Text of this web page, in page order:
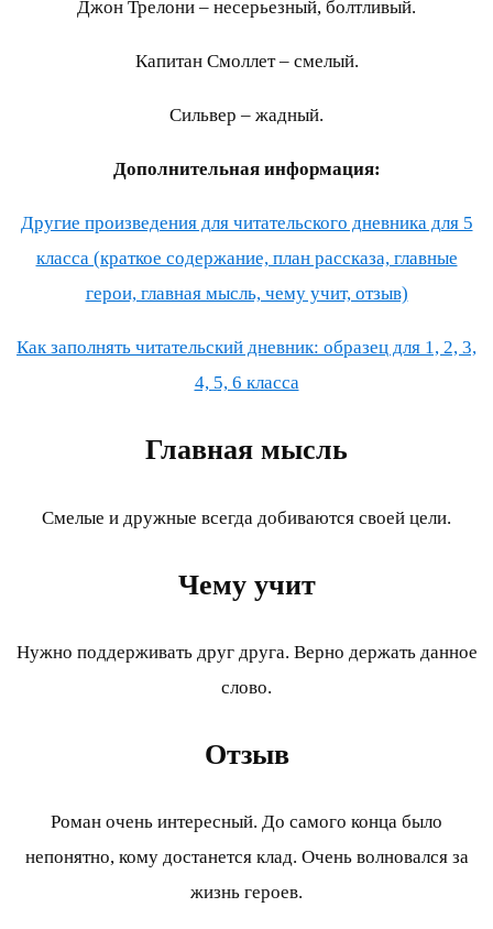
Джон Трелони – несерьезный, болтливый.
Капитан Смоллет – смелый.
Сильвер – жадный.
Дополнительная информация:
Другие произведения для читательского дневника для 5
класса (краткое содержание, план рассказа, главные
герои, главная мысль, чему учит, отзыв)
Как заполнять читательский дневник: образец для 1, 2, 3,
4, 5, 6 класса
Главная мысль
Смелые и дружные всегда добиваются своей цели.
Чему учит
Нужно поддерживать друг друга. Верно держать данное
слово.
Отзыв
Роман очень интересный. До самого конца было
непонятно, кому достанется клад. Очень волновался за
жизнь героев.